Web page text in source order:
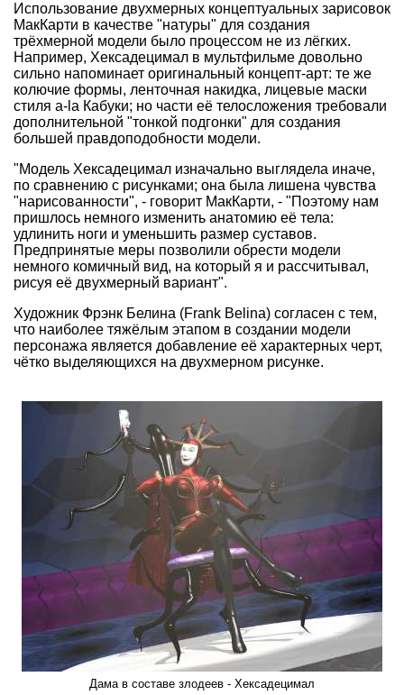
Использование двухмерных концептуальных зарисовок
МакКарти в качестве "натуры" для создания
трёхмерной модели было процессом не из лёгких.
Например, Хексадецимал в мультфильме довольно
сильно напоминает оригинальный концепт-арт: те же
колючие формы, ленточная накидка, лицевые маски
стиля a-la Кабуки; но части её телосложения требовали
дополнительной "тонкой подгонки" для создания
большей правдоподобности модели.
"Модель Хексадецимал изначально выглядела иначе,
по сравнению с рисунками; она была лишена чувства
"нарисованности", - говорит МакКарти, - "Поэтому нам
пришлось немного изменить анатомию её тела:
удлинить ноги и уменьшить размер суставов.
Предпринятые меры позволили обрести модели
немного комичный вид, на который я и рассчитывал,
рисуя её двухмерный вариант".
Художник Фрэнк Белина (Frank Belina) согласен с тем,
что наиболее тяжёлым этапом в создании модели
персонажа является добавление её характерных черт,
чётко выделяющихся на двухмерном рисунке.
Дама в составе злодеев - Хексадецимал